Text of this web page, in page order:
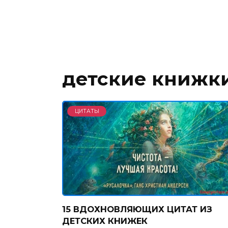
детские
ЦИТАТЫ
15 ВДОХНОВЛЯЮЩИХ ЦИТАТ ИЗ
ДЕТСКИХ КНИЖЕК